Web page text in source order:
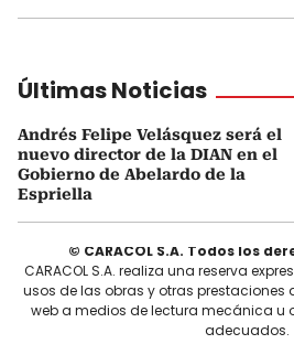
Últimas Noticias
Andrés Felipe Velásquez será el
nuevo director de la DIAN en el
Gobierno de Abelardo de la
Espriella
© CARACOL S.A. Todos los
CARACOL S.A. realiza una reserva
usos de las obras y otras prestaciones
web a medios de lectura mecánica u
adecuados.